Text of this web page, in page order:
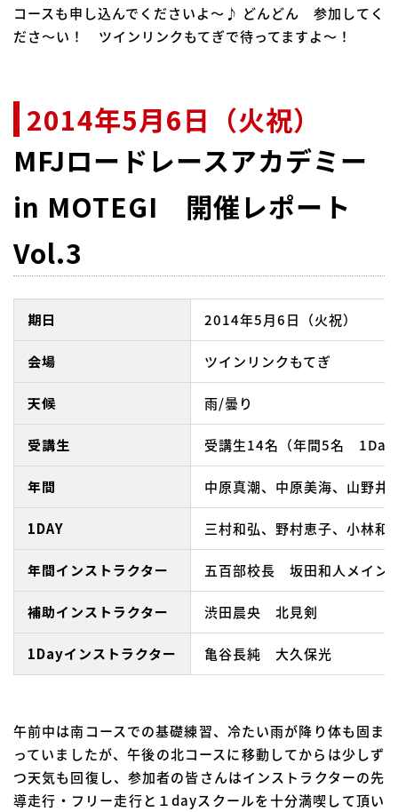
コースも申し込んでくださいよ～♪ どんどん 参加してく
ださ～い！ ツインリンクもてぎで待ってますよ～！
MFJロードレースアカデミー
in MOTEGI 開催レポート
Vol.3
2014年5月6日（火祝）
期日 2014年5月6日（火祝）
会場 ツインリンクもてぎ
天候 雨/曇り
受講生 受講生14名（年間5名
年間 中原真潮、中原美海、山野井
1DAY 三村和弘、野村恵子、小林和
年間インストラクター 五百部校長 坂田和人メイン
補助インストラクター 渋田晨央 北見剣
1Dayインストラクター 亀谷長純 大久保光
午前中は南コースでの基礎練習、冷たい雨が降り体も固ま
っていましたが、午後の北コースに移動してからは少しず
つ天気も回復し、参加者の皆さんはインストラクターの先
導走行・フリー走行と１dayスクールを十分満喫して頂い